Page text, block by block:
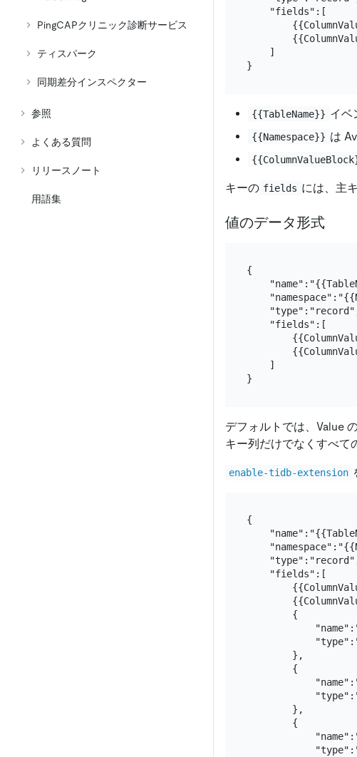
PingCAPクリニック診断サービス
ティスパーク
同期差分インスペクター
参照
よくある質問
リリースノート
用語集
    "fields":[
    ]
{{TableName}} イベ
{{Namespace}} は
キーの fields には、主
値のデータ形式
{
    "fields":[
    ]
デフォルトでは、Value
キー列だけでなくすべて
enable-tidb-extension
{
    "fields":[
        {
        },
        {
        },
        {